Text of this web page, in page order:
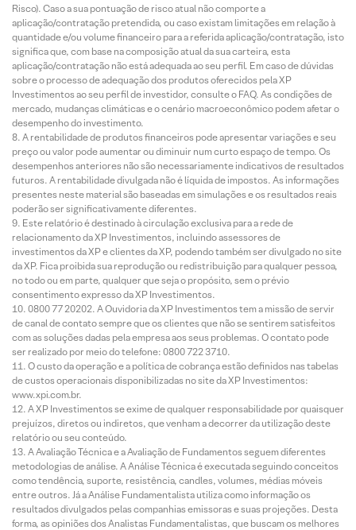
Risco). Caso a sua pontuação de risco atual não comporte a
aplicação/contratação pretendida, ou caso existam limitações em relação à
quantidade e/ou volume financeiro para a referida aplicação/contratação, isto
significa que, com base na composição atual da sua carteira, esta
aplicação/contratação não está adequada ao seu perfil. Em caso de dúvidas
sobre o processo de adequação dos produtos oferecidos pela XP
Investimentos ao seu perfil de investidor, consulte o FAQ. As condições de
mercado, mudanças climáticas e o cenário macroeconômico podem afetar o
desempenho do investimento.
A rentabilidade de produtos financeiros pode apresentar variações e seu
preço ou valor pode aumentar ou diminuir num curto espaço de tempo. Os
desempenhos anteriores não são necessariamente indicativos de resultados
futuros. A rentabilidade divulgada não é líquida de impostos. As informações
presentes neste material são baseadas em simulações e os resultados reais
poderão ser significativamente diferentes.
Este relatório é destinado à circulação exclusiva para a rede de
relacionamento da XP Investimentos, incluindo assessores de
investimentos da XP e clientes da XP, podendo também ser divulgado no site
da XP. Fica proibida sua reprodução ou redistribuição para qualquer pessoa,
no todo ou em parte, qualquer que seja o propósito, sem o prévio
consentimento expresso da XP Investimentos.
0800 77 20202. A Ouvidoria da XP Investimentos tem a missão de servir
de canal de contato sempre que os clientes que não se sentirem satisfeitos
com as soluções dadas pela empresa aos seus problemas. O contato pode
ser realizado por meio do telefone: 0800 722 3710.
O custo da operação e a política de cobrança estão definidos nas tabelas
de custos operacionais disponibilizadas no site da XP Investimentos:
www.xpi.com.br.
A XP Investimentos se exime de qualquer responsabilidade por quaisquer
prejuízos, diretos ou indiretos, que venham a decorrer da utilização deste
relatório ou seu conteúdo.
A Avaliação Técnica e a Avaliação de Fundamentos seguem diferentes
metodologias de análise. A Análise Técnica é executada seguindo conceitos
como tendência, suporte, resistência, candles, volumes, médias móveis
entre outros. Já a Análise Fundamentalista utiliza como informação os
resultados divulgados pelas companhias emissoras e suas projeções. Desta
forma, as opiniões dos Analistas Fundamentalistas, que buscam os melhores